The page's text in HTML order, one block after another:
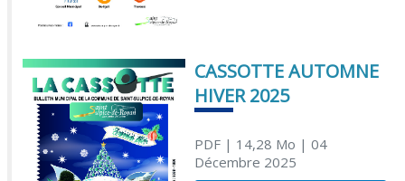
CASSOTTE AUTOMNE
HIVER 2025
PDF| 14,28 Mo | 04
Décembre 2025